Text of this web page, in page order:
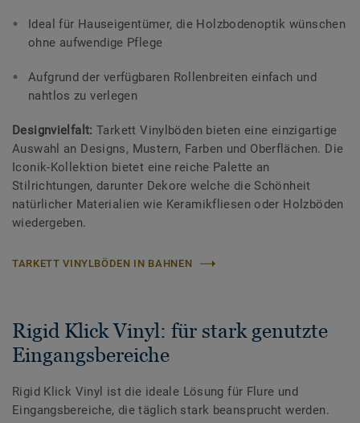
Ideal für Hauseigentümer, die Holzbodenoptik wünschen
ohne aufwendige Pflege
Aufgrund der verfügbaren Rollenbreiten einfach und
nahtlos zu verlegen
Designvielfalt: Tarkett Vinylböden bieten eine einzigartige
Auswahl an Designs, Mustern, Farben und Oberflächen. Die
Iconik-Kollektion bietet eine reiche Palette an
Stilrichtungen, darunter Dekore welche die Schönheit
natürlicher Materialien wie Keramikfliesen oder Holzböden
wiedergeben.
TARKETT VINYLBÖDEN IN BAHNEN
Rigid Klick Vinyl: für stark genutzte
Eingangsbereiche
Rigid Klick Vinyl ist die ideale Lösung für Flure und
Eingangsbereiche, die täglich stark beansprucht werden.